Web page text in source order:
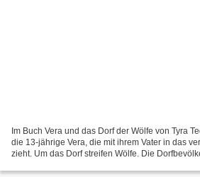
Im Buch Vera und das Dorf der Wölfe von Tyra
die 13-jährige Vera, die mit ihrem Vater in das
zieht. Um das Dorf streifen Wölfe. Die